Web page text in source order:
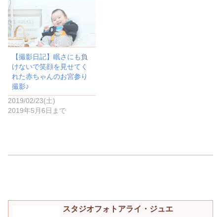
ド
ウ
で
開
き
ま
す
)
【撮影日記】眠さにも負
けないで笑顔を見せてく
れた赤ちゃんのお宮参り
撮影♪
2019/02/23(土)
2019年5月6日まで
スタジオフォトアライ・ジュエ